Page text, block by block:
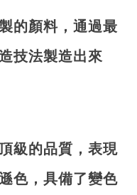
的顏料，通過最
技法製造出來
級的品質，表現
色，具備了變色